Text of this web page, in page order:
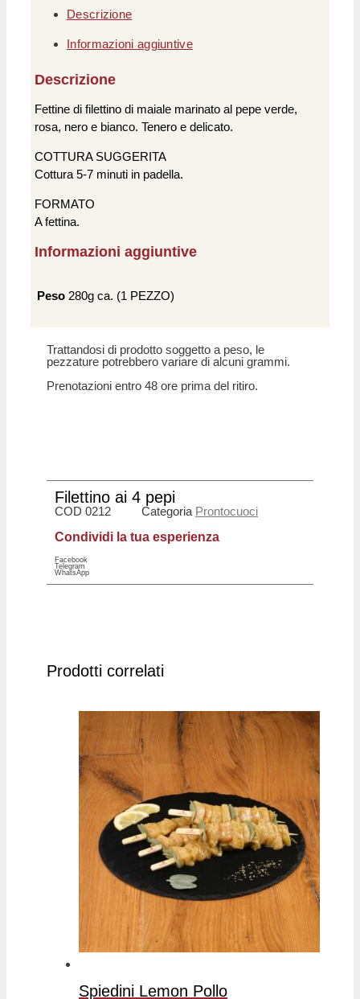
Descrizione
Informazioni aggiuntive
Descrizione
Fettine di filettino di maiale marinato al pepe verde,
rosa, nero e bianco. Tenero e delicato.
COTTURA SUGGERITA
Cottura 5-7 minuti in padella.
FORMATO
A fettina.
Informazioni aggiuntive
Peso 280g ca. (1 PEZZO)
Trattandosi di prodotto soggetto a peso, le
pezzature potrebbero variare di alcuni grammi.
Prenotazioni entro 48 ore prima del ritiro.
Filettino ai 4 pepi
COD 0212 Categoria Prontocuoci
Condividi la tua esperienza
Facebook
Telegram
WhatsApp
Prodotti correlati
Spiedini Lemon Pollo